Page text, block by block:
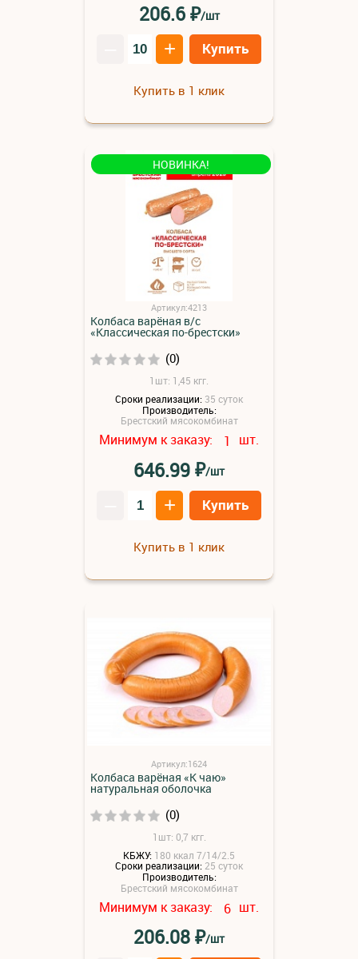
206.6₽/шт
+ Купить
Купить в 1 клик
НОВИНКА!
Артикул:4213
Колбаса варёная в/с
«Классическая по-брестски»
(0)
1шт: 1,45 кгг.
Сроки реализации: 35 суток
Производитель:
Брестский мясокомбинат
Минимум к заказу: 1 шт.
646.99₽/шт
+ Купить
Купить в 1 клик
Артикул:1624
Колбаса варёная «К чаю»
натуральная оболочка
(0)
1шт: 0,7 кгг.
КБЖУ: 180 ккал 7/14/2.5
Сроки реализации:25 суток
Производитель:
Брестский мясокомбинат
Минимум к заказу: 6 шт.
206.08₽/шт